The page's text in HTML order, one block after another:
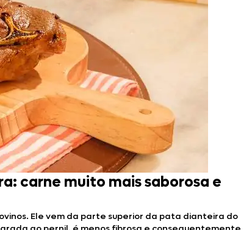
carne muito mais saborosa e
Ele vem da parte superior da pata dianteira do